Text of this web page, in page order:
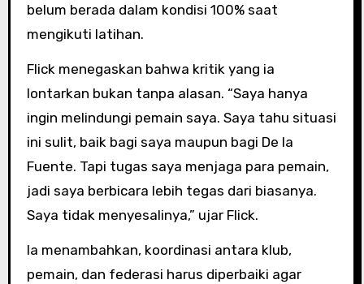
belum berada dalam kondisi 100% saat
mengikuti latihan.
Flick menegaskan bahwa kritik yang ia
lontarkan bukan tanpa alasan. “Saya hanya
ingin melindungi pemain saya. Saya tahu situasi
ini sulit, baik bagi saya maupun bagi De la
Fuente. Tapi tugas saya menjaga para pemain,
jadi saya berbicara lebih tegas dari biasanya.
Saya tidak menyesalinya,” ujar Flick.
Ia menambahkan, koordinasi antara klub,
pemain, dan federasi harus diperbaiki agar